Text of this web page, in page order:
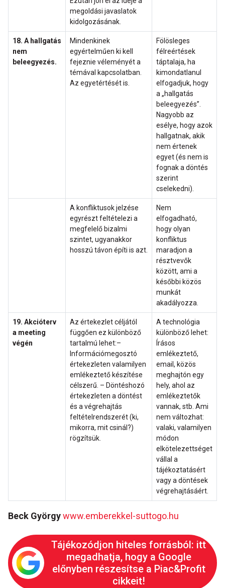
megoldási javaslatok
kidolgozásának.
18. A hallgatás
nem
beleegyezés.
Mindenkinek
egyértelműen ki kell
fejeznie véleményét a
témával kapcsolatban.
Az egyetértését is.
Fölösleges
félreértések
táptalaja, ha
kimondatlanul
elfogadjuk, hogy
a „hallgatás
beleegyezés”.
Nagyobb az
esélye, hogy azok
hallgatnak, akik
nem értenek
egyet (és nem is
fognak a döntés
szerint
cselekedni).
A konfliktusok jelzése
egyrészt feltételezi a
megfelelő bizalmi
szintet, ugyanakkor
hosszú távon építi is azt.
Nem
elfogadható,
hogy olyan
konfliktus
maradjon a
résztvevők
között, ami a
későbbi közös
munkát
akadályozza.
19. Akcióterv
a meeting
végén
Az értekezlet céljától
függően ez különböző
tartalmú lehet:–
Információmegosztó
értekezleten valamilyen
emlékeztető készítése
célszerű. – Döntéshozó
értekezleten a döntést
és a végrehajtás
feltételrendszerét (ki,
mikorra, mit csinál?)
rögzítsük.
A technológia
különböző lehet:
Írásos
emlékeztető,
email, közös
meghajtón egy
hely, ahol az
emlékeztetők
vannak, stb. Ami
nem változhat:
valaki, valamilyen
módon
elkötelezettséget
vállal a
tájékoztatásért
vagy a döntések
végrehajtásáért.
Beck Györgywww.emberekkel-suttogo.hu
Tájékozódjon hiteles forrásból: itt
megadhatja, hogy a Google
előnyben részesítse a Piac&Profit
cikkeit!